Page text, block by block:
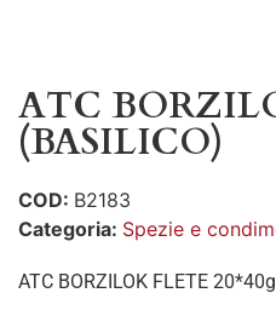
ATC
(BASILICO)
COD: B2183
Categoria: Spezie e
ATC BORZILOK FLETE